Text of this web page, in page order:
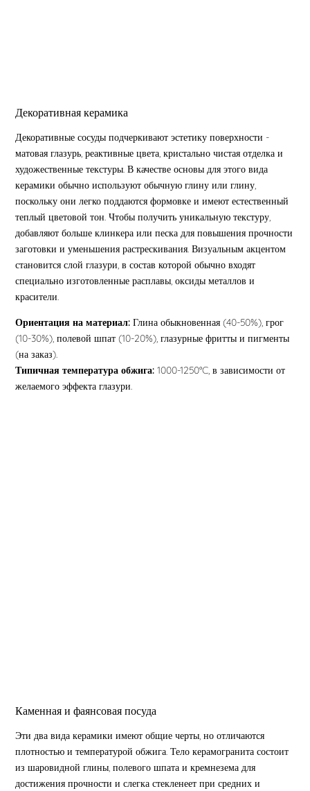
Декоративная керамика
Декоративные сосуды подчеркивают эстетику поверхности -
матовая глазурь, реактивные цвета, кристально чистая отделка и
художественные текстуры. В качестве основы для этого вида
керамики обычно используют обычную глину или глину,
поскольку они легко поддаются формовке и имеют естественный
теплый цветовой тон. Чтобы получить уникальную текстуру,
добавляют больше клинкера или песка для повышения прочности
заготовки и уменьшения растрескивания. Визуальным акцентом
становится слой глазури, в состав которой обычно входят
специально изготовленные расплавы, оксиды металлов и
красители.
Ориентация на материал: Глина обыкновенная (40-50%), грог
(10-30%), полевой шпат (10-20%), глазурные фритты и пигменты
(на заказ).
Типичная температура обжига: 1000-1250°C, в зависимости от
желаемого эффекта глазури.
Каменная и фаянсовая посуда
Эти два вида керамики имеют общие черты, но отличаются
плотностью и температурой обжига. Тело керамогранита состоит
из шаровидной глины, полевого шпата и кремнезема для
достижения прочности и слегка стекленеет при средних и